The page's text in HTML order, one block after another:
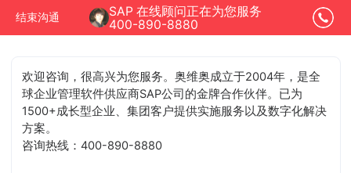
结束沟通
SAP 在线顾问正在为您服务
400-890-8880
欢迎咨询，很高兴为您服务。奥维奥成立于2004年，是全
球企业管理软件供应商SAP公司的金牌合作伙伴。已为
1500+成长型企业、集团客户提供实施服务以及数字化解决
方案。
咨询热线：400-890-8880